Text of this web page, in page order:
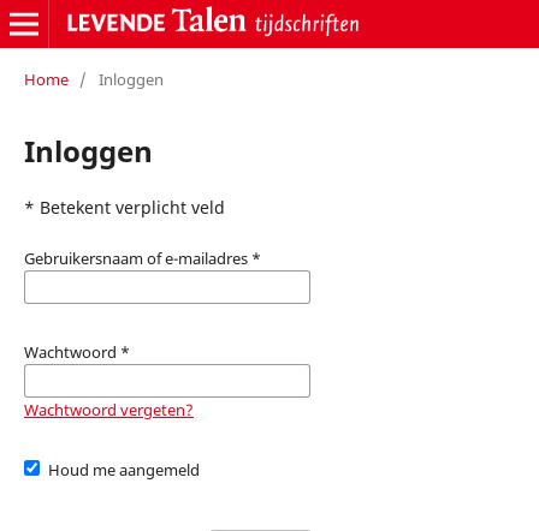
Home / Inloggen
Inloggen
* Betekent verplicht veld
Gebruikersnaam of e-mailadres *
Wachtwoord *
Wachtwoord vergeten?
Houd me aangemeld